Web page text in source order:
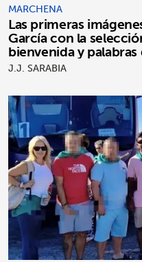
MARCHENA
Las primeras
García con la
bienvenida y
J.J. SARABIA